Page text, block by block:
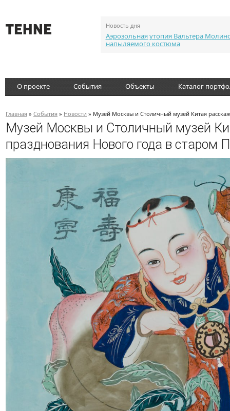
Новость дня
Аэрозольная утопия Вальтера
напыляемого костюма
О проекте События Объекты Каталог
Главная » События » Новости » Музей Москвы и Столичный музей Китая
Музей Москвы и Столичный музей
празднования Нового года в старом